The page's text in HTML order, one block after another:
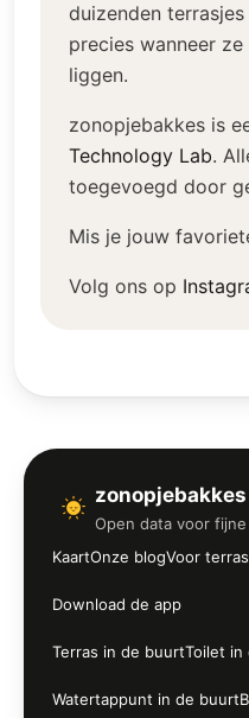
duizenden
precies wanneer
liggen.
zonopjebakkes is
Technology Lab.
toegevoegd door
Mis je jouw
Volg ons op
zonopjebakkes
Open data voor
KaartOnze blogVoor
Download de app
Terras in de buurtToilet in
Watertappunt in de buurt